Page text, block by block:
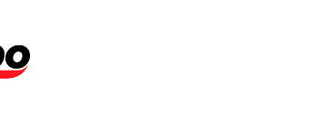
Logo do Poupatempo SP GOV BR direciona para a